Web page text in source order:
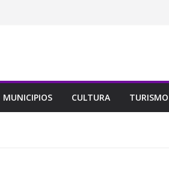
MUNICIPIOS CULTURA TURISMO